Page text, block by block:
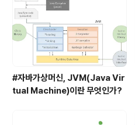
#자바가상머신, JVM(Java Vir
tual Machine)이란 무엇인가?